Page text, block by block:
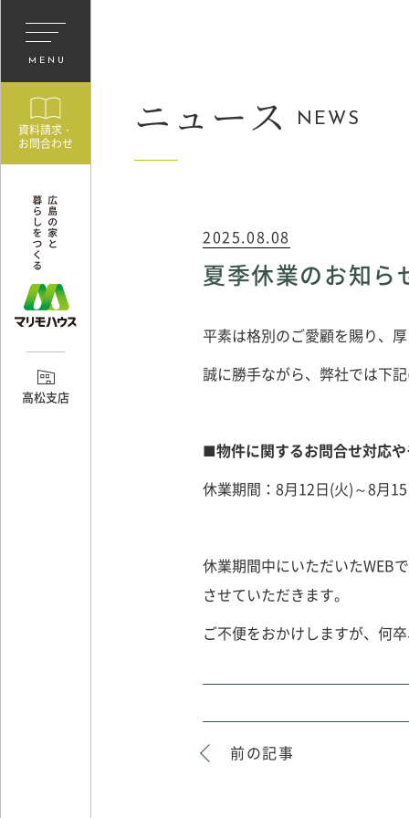
MENU
資料請求・
お問合わせ
高松支店
ニュース NEWS
2025.08.08
夏季休業のお知ら
平素は格別のご愛顧を賜り、
誠に勝手ながら、弊社では下
■物件に関するお問合せ対応
休業期間：8月12日(火)～8月
休業期間中にいただいたWEB
させていただきます。
ご不便をおかけしますが、何
前の記事
CONCEPT
私たちの約束